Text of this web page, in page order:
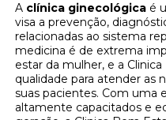
A clínica ginecológica é
visa a prevenção,
relacionadas ao sistema
medicina é de extrema
estar da mulher, e a
qualidade para atender as
suas pacientes. Com uma
altamente capacitados e